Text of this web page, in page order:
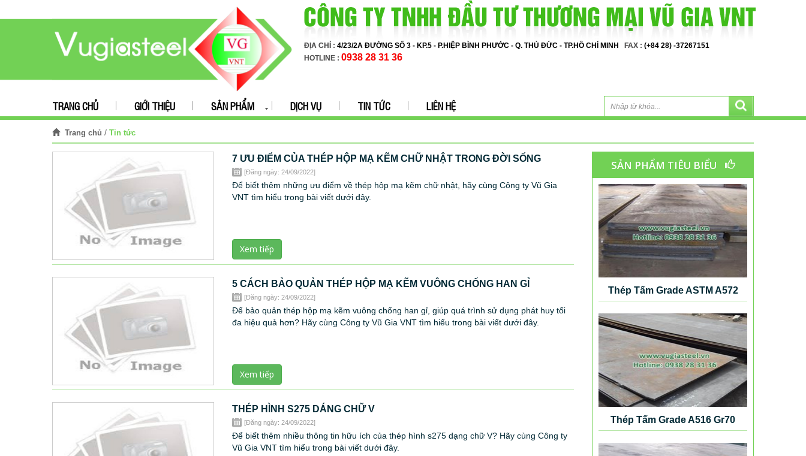
ĐỊA CHỈ : 4/23/2A ĐƯỜNG SỐ 3 - KP.5 - P.HIỆP BÌNH PHƯỚC - Q. THỦ ĐỨC - TP.HỒ CHÍ MINH FAX : (+84 28) -37267151
HOTLINE : 0938 28 31 36
TRANG CHỦ GIỚI THIỆU SẢN PHẨM DỊCH VỤ TIN TỨC LIÊN HỆ
Trang chủ / Tin tức
7 ƯU ĐIỂM CỦA THÉP HỘP MẠ KẼM CHỮ NHẬT TRONG ĐỜI SỐNG
[Đăng ngày: 24/09/2022]
Để biết thêm những ưu điểm về thép hộp mạ kẽm chữ nhật, hãy cùng Công ty Vũ Gia
VNT tìm hiểu trong bài viết dưới đây.
Xem tiếp
5 CÁCH BẢO QUẢN THÉP HỘP MẠ KẼM VUÔNG CHỐNG HAN GỈ
[Đăng ngày: 24/09/2022]
Để bảo quản thép hộp mạ kẽm vuông chống han gỉ, giúp quá trình sử dụng phát huy tối
đa hiệu quả hơn? Hãy cùng Công ty Vũ Gia VNT tìm hiểu trong bài viết dưới đây.
Xem tiếp
THÉP HÌNH S275 DÁNG CHỮ V
[Đăng ngày: 24/09/2022]
Để biết thêm nhiều thông tin hữu ích của thép hình s275 dạng chữ V? Hãy cùng Công ty
Vũ Gia VNT tìm hiểu trong bài viết dưới đây.
SẢN PHẨM TIÊU BIỂU
Thép Tấm Grade ASTM A572
Gr50
Thép Tấm Grade A516 Gr70